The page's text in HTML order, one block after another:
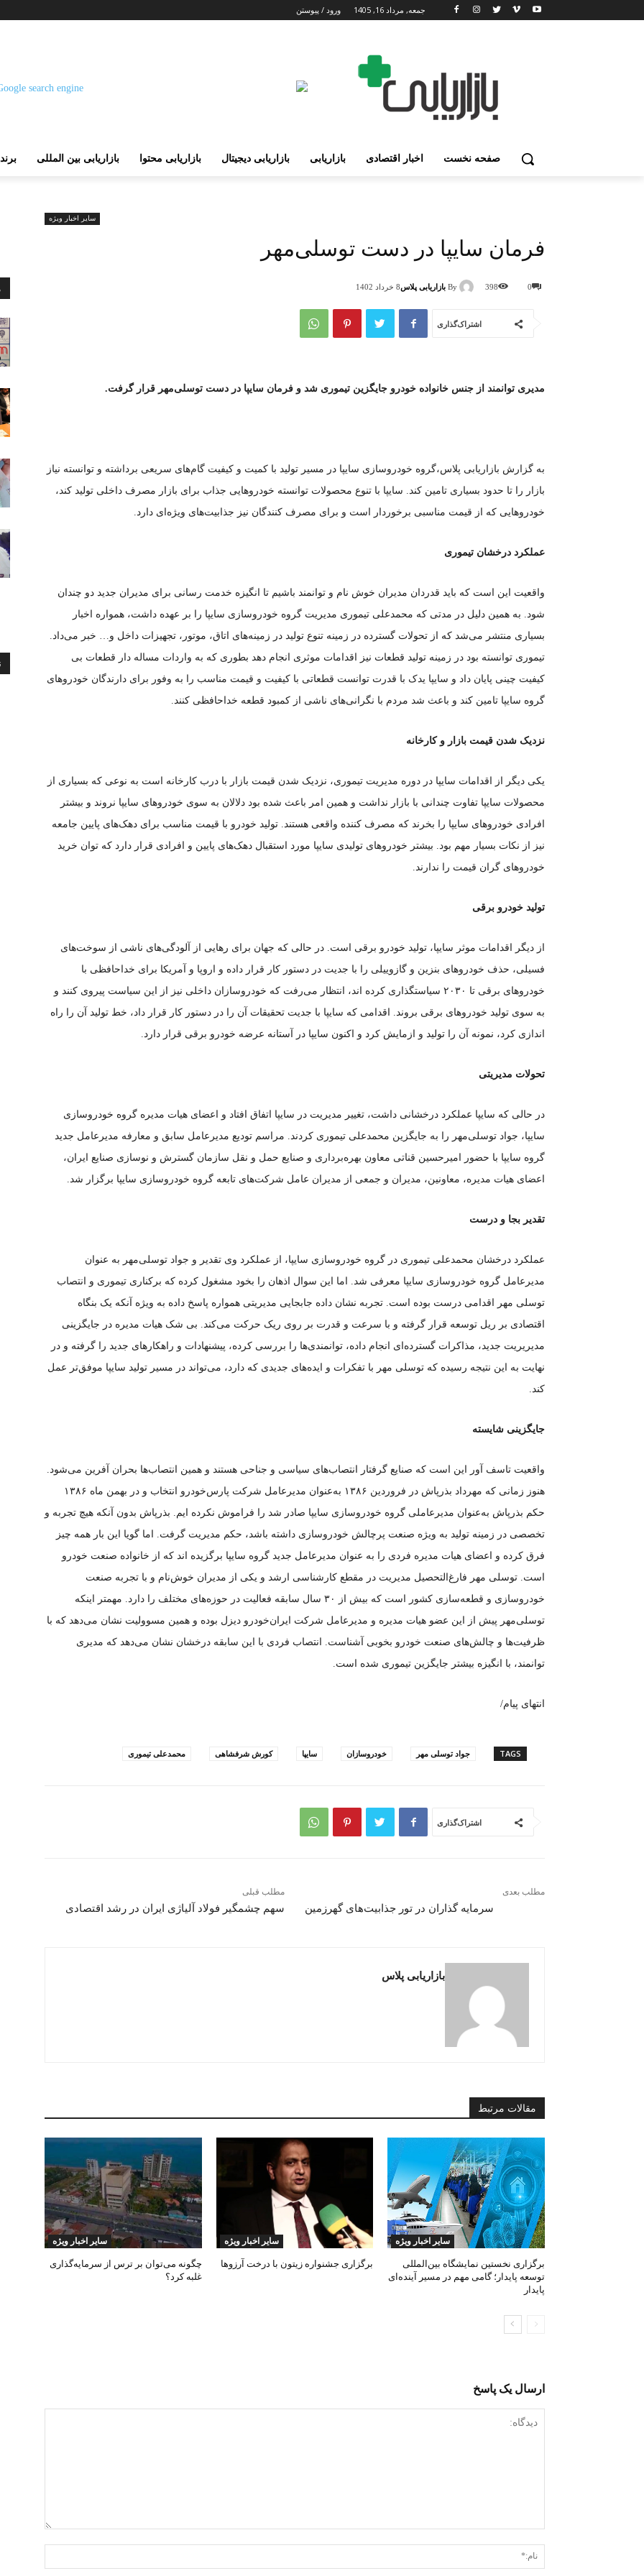
جمعه, مرداد 16, 1405 ورود / پیوستن
صفحه نخست اخبار اقتصادی بازاریابی بازاریابی دیجیتال بازاریابی محتوا بازاریابی بین المللی
سایر اخبار ویژه
فرمان سایپا در دست توسلی‌مهر
By بازاریابی پلاس8 خرداد 1402 0
398
اشتراک‌گذاری
مدیری توانمند از جنس خانواده خودرو جایگزین تیموری شد و فرمان سایپا در دست توسلی‌مهر قرار گرفت.
به گزارش بازاریابی پلاس،گروه خودروسازی سایپا در مسیر تولید با کمیت و کیفیت گام‌های سریعی برداشته و توانسته نیاز
بازار را تا حدود بسیاری تامین کند. سایپا با تنوع محصولات توانسته خودرو‌هایی جذاب برای بازار مصرف داخلی تولید کند،
خودرو‌هایی که از قیمت مناسبی برخوردار است و برای مصرف کنندگان نیز جذابیت‌های ویژه‌ای دارد.
عملکرد درخشان تیموری
واقعیت این است که باید قدردان مدیران خوش نام و توانمند باشیم تا انگیزه خدمت رسانی برای مدیران جدید دو چندان
شود. به همین دلیل در مدتی که محمدعلی تیموری مدیریت گروه خودروسازی سایپا را بر عهده داشت، همواره اخبار
بسیاری منتشر می‌شد که از تحولات گسترده در زمینه تنوع تولید در زمینه‌های اتاق، موتور، تجهیزات داخل و… خبر می‌داد.
تیموری توانسته بود در زمینه تولید قطعات نیز اقدامات موثری انجام دهد بطوری که به واردات مساله دار قطعات بی
کیفیت چینی پایان داد و سایپا یدک با قدرت توانست قطعاتی با کیفیت و قیمت مناسب را به وفور برای دارندگان خودرو‌های
گروه سایپا تامین کند و باعث شد مردم با نگرانی‌های ناشی از کمبود قطعه خداحافظی کنند.
نزدیک شدن قیمت بازار و کارخانه
یکی دیگر از اقدامات سایپا در دوره مدیریت تیموری، نزدیک شدن قیمت بازار با درب کارخانه است به نوعی که بسیاری از
محصولات سایپا تفاوت چندانی با بازار نداشت و همین امر باعث شده بود دلالان به سوی خودرو‌های سایپا نروند و بیشتر
افرادی خودرو‌های سایپا را بخرند که مصرف کننده واقعی هستند. تولید خودرو با قیمت مناسب برای دهک‌های پایین جامعه
نیز از نکات بسیار مهم بود. بیشتر خودرو‌های تولیدی سایپا مورد استقبال دهک‌های پایین و افرادی قرار دارد که توان خرید
خودرو‌های گران قیمت را ندارند.
تولید خودرو برقی
از دیگر اقدامات موثر سایپا، تولید خودرو برقی است. در حالی که جهان برای رهایی از آلودگی‌های ناشی از سوخت‌های
فسیلی، حذف خودرو‌های بنزین و گازوییلی را با جدیت در دستور کار قرار داده و اروپا و آمریکا برای خداحافظی با
خودرو‌های برقی تا ۲۰۳۰ سیاستگذاری کرده اند، انتظار می‌رفت که خودروسازان داخلی نیز از این سیاست پیروی کنند و
به سوی تولید خودرو‌های برقی بروند. اقدامی که سایپا با جدیت تحقیقات آن را در دستور کار قرار داد، خط تولید آن را راه
اندازی کرد، نمونه آن را تولید و ازمایش کرد و اکنون سایپا در آستانه عرضه خودرو برقی قرار دارد.
تحولات مدیریتی
در حالی که سایپا عملکرد درخشانی داشت، تغییر مدیریت در سایپا اتفاق افتاد و اعضای هیات مدیره گروه خودروسازی
سایپا، جواد توسلی‌مهر را به جایگزین محمدعلی تیموری کردند. مراسم تودیع مدیرعامل سابق و معارفه مدیرعامل جدید
گروه سایپا با حضور امیرحسین قناتی معاون بهره‌برداری و صنایع حمل و نقل سازمان گسترش و نوسازی صنایع ایران،
اعضای هیات مدیره، معاونین، مدیران و جمعی از مدیران عامل شرکت‌های تابعه گروه خودروسازی سایپا برگزار شد.
تقدیر بجا و درست
عملکرد درخشان محمدعلی تیموری در گروه خودروسازی سایپا، از عملکرد وی تقدیر و جواد توسلی‌مهر به عنوان
مدیرعامل گروه خودروسازی سایپا معرفی شد. اما این سوال اذهان را بخود مشغول کرده که برکناری تیموری و انتصاب
توسلی مهر اقدامی درست بوده است. تجربه نشان داده جابجایی مدیریتی همواره پاسخ داده به ویژه آنکه یک بنگاه
اقتصادی بر ریل توسعه قرار گرفته و با سرعت و قدرت بر روی ریک حرکت می‌کند. بی شک هیات مدیره در جایگزینی
مدیریریت جدید، مذاکرات گسترده‌ای انجام داده، توانمندی‌ها را بررسی کرده، پیشنهادات و راهکار‌های جدید را گرفته و در
نهایت به این نتیجه رسیده که توسلی مهر با تفکرات و ایده‌های جدیدی که دارد، می‌تواند در مسیر تولید سایپا موفق‌تر عمل
کند.
جایگزینی شایسته
واقعیت تاسف آور این است که صنایع گرفتار انتصاب‌های سیاسی و جناحی هستند و همین انتصاب‌ها بحران آفرین می‌شود.
هنوز زمانی که مهرداد بذرپاش در فروردین ۱۳۸۶ به‌عنوان مدیرعامل شرکت پارس‌خودرو انتخاب و در بهمن ماه ۱۳۸۶
حکم بذرپاش به‌عنوان مدیرعاملی گروه خودروسازی سایپا صادر شد را فراموش نکرده ایم. بذرپاش بدون آنکه هیچ تجربه و
تخصصی در زمینه تولید به ویژه صنعت پرچالش خودروسازی داشته باشد، حکم مدیریت گرفت. اما گویا این بار همه چیز
فرق کرده و اعضای هیات مدیره فردی را به عنوان مدیرعامل جدید گروه سایپا برگزیده اند که از خانواده صنعت خودرو
است. توسلی مهر فارغ‌التحصیل مدیریت در مقطع کارشناسی ارشد و یکی از مدیران خوش‌نام و با تجربه صنعت
خودروسازی و قطعه‌سازی کشور است که بیش از ۳۰ سال سابقه فعالیت در حوزه‌های مختلف را دارد. مهمتر اینکه
توسلی‌مهر پیش از این عضو هیات مدیره و مدیرعامل شرکت ایران‌خودرو دیزل بوده و همین مسوولیت نشان می‌دهد که با
ظرفیت‌ها و چالش‌های صنعت خودرو بخوبی آشناست. انتصاب فردی با این سابقه درخشان نشان می‌دهد که مدیری
توانمند، با انگیزه بیشتر جایگزین تیموری شده است.
انتهای پیام/
TAGS جواد توسلی مهر خودروسازان سایپا کورش شرفشاهی محمدعلی تیموری
اشتراک‌گذاری
مطلب قبلی
سهم چشمگیر فولاد آلیاژی ایران در رشد اقتصادی
مطلب بعدی
سرمایه گذاران در تور جذابیت‌های گهرزمین
بازاریابی پلاس
مقالات مرتبط
سایر اخبار ویژه
برگزاری نخستین نمایشگاه بین‌المللی
توسعه پایدار؛ گامی مهم در مسیر آینده‌ای
پایدار
سایر اخبار ویژه
برگزاری جشنواره زیتون با درخت آرزوها
سایر اخبار ویژه
چگونه می‌توان بر ترس از سرمایه‌گذاری
غلبه کرد؟
ارسال یک پاسخ